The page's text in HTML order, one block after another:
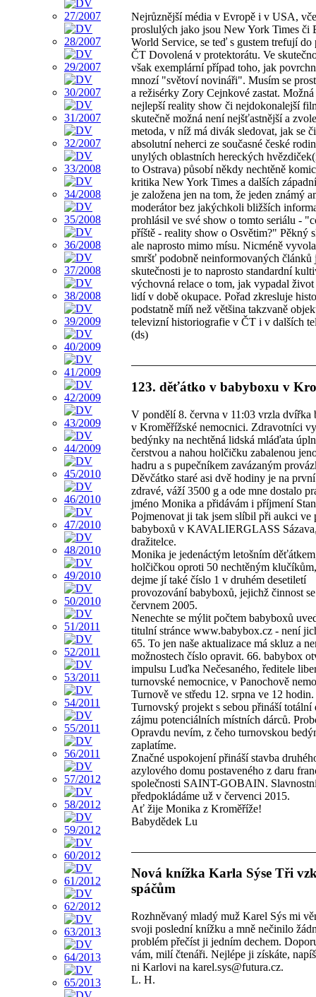
Nejrůznější média v Evropě i v USA,
proslulých jako jsou New York Times či
World Service, se teď s gustem trefují do
ČT Dovolená v protektorátu. Ve
však exemplární případ toho, jak
mnozí "světoví novináři". Musím se
a režisérky Zory Cejnkové zastat.
nejlepší reality show či nejdokonalejší
skutečně možná není nejšťastnější a
metoda, v níž má divák sledovat, jak se
absolutní neherci ze současné české
unylých oblastních hereckých
to Ostrava) působí někdy nechtěně
kritika New York Times a dalších
je založena jen na tom, že jeden známý
moderátor bez jakýchkoli bližších
prohlásil ve své show o tomto seriálu -
příště - reality show o Osvětim?" Pěkný
ale naprosto mimo mísu. Nicméně
smršť podobně neinformovaných článků
skutečnosti je to naprosto standardní
výchovná relace o tom, jak vypadal
lidí v době okupace. Pořad zkresluje
podstatně míň než většina takzvaně
televizní historiografie v ČT i v dalších
(ds)
123. děťátko v babyboxu v
V pondělí 8. června v 11:03 vrzla dvířka
v Kroměřížské nemocnici. Zdravotníci
bedýnky na nechtěná lidská mláďata
čerstvou a nahou holčičku zabalenou
hadru a s pupečníkem zavázaným
Děvčátko staré asi dvě hodiny je na
zdravé, váží 3500 g a ode mne dostalo
jméno Monika a přidávám i příjmení
Pojmenovat ji tak jsem slíbil při aukci ve
babyboxů v KAVALIERGLASS
dražitelce.
Monika je jedenáctým letošním
holčičkou oproti 50 nechtěným
dejme jí také číslo 1 v druhém desetiletí
provozování babyboxů, jejichž činnost
červnem 2005.
Nenechte se mýlit počtem babyboxů
titulní stránce www.babybox.cz - není
65. To jen naše aktualizace má skluz a
možnostech číslo opravit. 66. babybox
impulsu Luďka Nečesaného, ředitele
turnovské nemocnice, v Panochově
Turnově ve středu 12. srpna ve 12 hodin.
Turnovský projekt s sebou přináší totální
zájmu potenciálních místních dárců.
Opravdu nevím, z čeho turnovskou
zaplatíme.
Značné uspokojení přináší stavba
azylového domu postaveného z daru
společnosti SAINT-GOBAIN.
předpokládáme už v červenci 2015.
Ať žije Monika z Kroměříže!
Babydědek Lu
Nová knížka Karla Sýse Tři
spáčům
Rozhněvaný mladý muž Karel Sýs mi
svoji poslední knížku a mně nečinilo
problém přečíst ji jedním dechem.
vám, milí čtenáři. Nejlépe ji získáte,
ni Karlovi na karel.sys@futura.cz.
L. H.